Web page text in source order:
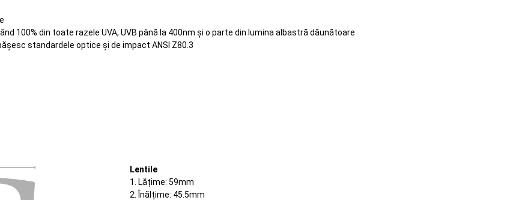
100% din toate razele UVA, UVB până la 400nm și o parte din lumina albastră dăunătoare
standardele optice și de impact ANSI Z80.3
Lentile
1. Lățime: 59mm
2. Înălțime: 45.5mm